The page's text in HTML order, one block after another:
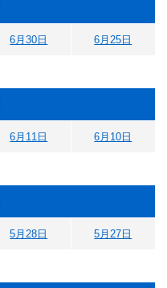
6月30日 6月25日
6月11日 6月10日
5月28日 5月27日